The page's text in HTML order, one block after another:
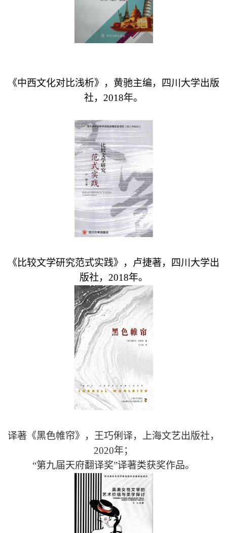
《中西文化对比浅析》，黄驰主编，四川大学出版
社， 2018年。
《比较文学研究范式实践》，卢捷著，四川大学出
版社， 2018年。
译著《黑色帷帘》，王巧俐译，上海文艺出版社，
2020年；
“第九届天府翻译奖”译著类获奖作品。